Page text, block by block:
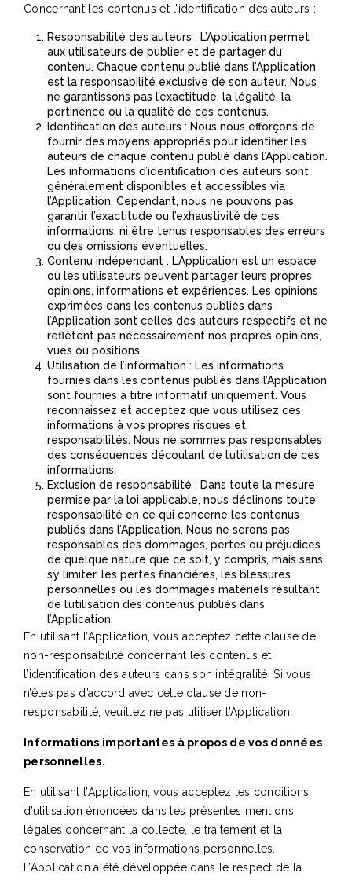
Concernant les contenus et l’identification des auteurs :
Responsabilité des auteurs : L’Application permet
aux utilisateurs de publier et de partager du
contenu. Chaque contenu publié dans l’Application
est la responsabilité exclusive de son auteur. Nous
ne garantissons pas l’exactitude, la légalité, la
pertinence ou la qualité de ces contenus.
Identification des auteurs : Nous nous efforçons de
fournir des moyens appropriés pour identifier les
auteurs de chaque contenu publié dans l’Application.
Les informations d’identification des auteurs sont
généralement disponibles et accessibles via
l’Application. Cependant, nous ne pouvons pas
garantir l’exactitude ou l’exhaustivité de ces
informations, ni être tenus responsables des erreurs
ou des omissions éventuelles.
Contenu indépendant : L’Application est un espace
où les utilisateurs peuvent partager leurs propres
opinions, informations et expériences. Les opinions
exprimées dans les contenus publiés dans
l’Application sont celles des auteurs respectifs et ne
reflètent pas nécessairement nos propres opinions,
vues ou positions.
Utilisation de l’information : Les informations
fournies dans les contenus publiés dans l’Application
sont fournies à titre informatif uniquement. Vous
reconnaissez et acceptez que vous utilisez ces
informations à vos propres risques et
responsabilités. Nous ne sommes pas responsables
des conséquences découlant de l’utilisation de ces
informations.
Exclusion de responsabilité : Dans toute la mesure
permise par la loi applicable, nous déclinons toute
responsabilité en ce qui concerne les contenus
publiés dans l’Application. Nous ne serons pas
responsables des dommages, pertes ou préjudices
de quelque nature que ce soit, y compris, mais sans
s’y limiter, les pertes financières, les blessures
personnelles ou les dommages matériels résultant
de l’utilisation des contenus publiés dans
l’Application.
En utilisant l’Application, vous acceptez cette clause de
non-responsabilité concernant les contenus et
l’identification des auteurs dans son intégralité. Si vous
n’êtes pas d’accord avec cette clause de non-
responsabilité, veuillez ne pas utiliser l’Application.
Informations importantes à propos de vos données
personnelles.
En utilisant l’Application, vous acceptez les conditions
d’utilisation énoncées dans les présentes mentions
légales concernant la collecte, le traitement et la
conservation de vos informations personnelles.
L’Application a été développée dans le respect de la